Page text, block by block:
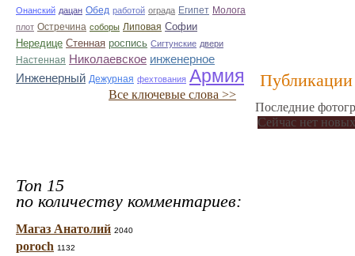
Онанский дацан Обед работой ограда Египет Молога
плот Остречина соборы Липовая Софии
Нередице Стенная роспись Сигтунские двери
Настенная Николаевское инженерное
Инженерный Дежурная фехтования Армия
Все ключевые слова >>
Топ 15
по количеству комментариев:
Магаз Анатолий 2040
poroch 1132
Публикации
Последние
Сейчас нет